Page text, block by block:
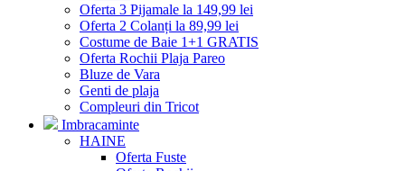
Oferta 3 Pijamale la 149,99 lei
Oferta 2 Colanți la 89,99 lei
Costume de Baie 1+1 GRATIS
Oferta Rochii Plaja Pareo
Bluze de Vara
Genti de plaja
Compleuri din Tricot
Imbracaminte
HAINE
Oferta Fuste